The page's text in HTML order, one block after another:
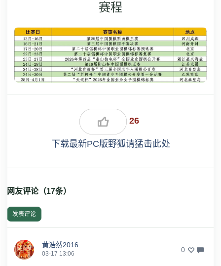
赛程
26
下载最新PC版野狐请猛击此处
网友评论（17条）
发表评论
黄浩然2016
03-17 13:06 0